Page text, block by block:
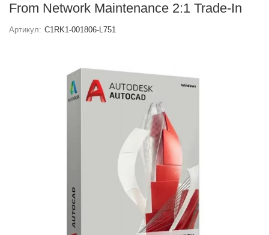
From Network Maintenance 2:1 Trade-In
Артикул: C1RK1-001806-L751